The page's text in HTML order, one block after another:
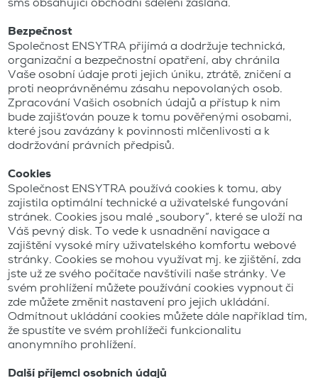
sms obsahující obchodní sdělení zaslána.
Bezpečnost
Společnost ENSYTRA přijímá a dodržuje technická,
organizační a bezpečnostní opatření, aby chránila
Vaše osobní údaje proti jejich úniku, ztrátě, zničení a
proti neoprávněnému zásahu nepovolaných osob.
Zpracování Vašich osobních údajů a přístup k nim
bude zajišťován pouze k tomu pověřenými osobami,
které jsou zavázány k povinnosti mlčenlivosti a k
dodržování právních předpisů.
Cookies
Společnost ENSYTRA používá cookies k tomu, aby
zajistila optimální technické a uživatelské fungování
stránek. Cookies jsou malé „soubory”, které se uloží na
Váš pevný disk. To vede k usnadnění navigace a
zajištění vysoké míry uživatelského komfortu webové
stránky. Cookies se mohou využívat mj. ke zjištění, zda
jste už ze svého počítače navštívili naše stránky. Ve
svém prohlížení můžete používání cookies vypnout či
zde můžete změnit nastavení pro jejich ukládání.
Odmítnout ukládání cookies můžete dále například tím,
že spustíte ve svém prohlížeči funkcionalitu
anonymního prohlížení.
Další příjemci osobních údajů